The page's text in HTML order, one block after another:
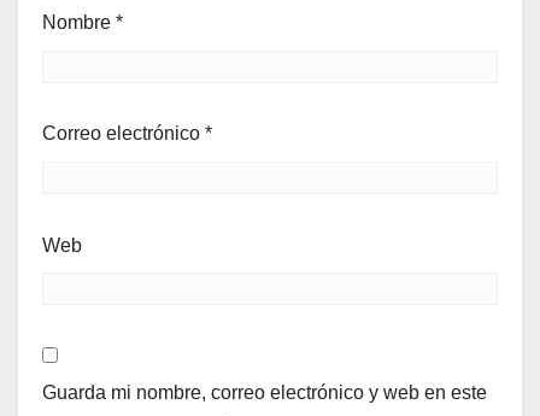
Nombre *
Correo electrónico *
Web
Guarda mi nombre, correo electrónico y web en este